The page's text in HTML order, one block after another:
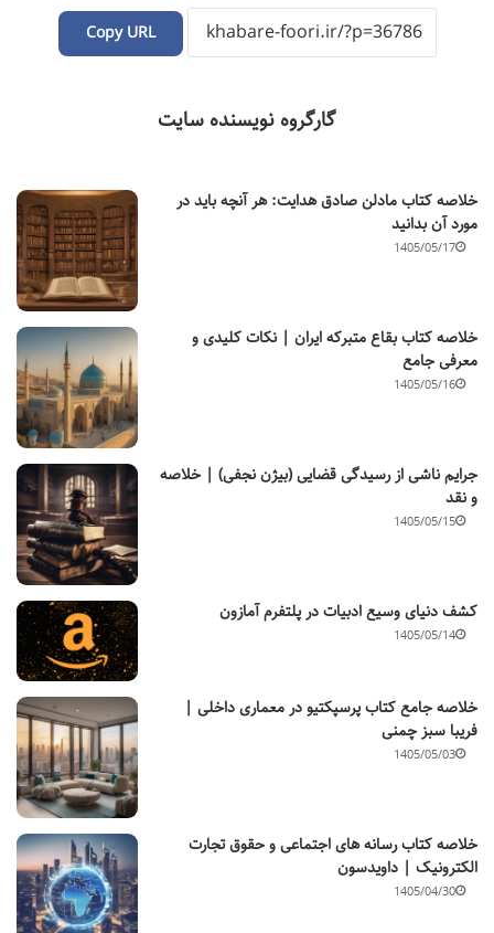
Copy URL
گارگروه نویسنده سایت
خلاصه کتاب مادلن صادق هدایت: هر آنچه باید در
مورد آن بدانید
1405/05/17
خلاصه کتاب بقاع متبرکه ایران | نکات کلیدی و
معرفی جامع
1405/05/16
جرایم ناشی از رسیدگی قضایی (بیژن نجفی) | خلاصه
و نقد
1405/05/15
کشف دنیای وسیع ادبیات در پلتفرم آمازون
1405/05/14
خلاصه جامع کتاب پرسپکتیو در معماری داخلی |
فریبا سبز چمنی
1405/05/03
خلاصه کتاب رسانه های اجتماعی و حقوق تجارت
الکترونیک | داویدسون
1405/04/30